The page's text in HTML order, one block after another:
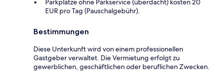
Parkplätze ohne Parkservice (überdacht) kosten 20
EUR pro Tag (Pauschalgebühr).
Bestimmungen
Diese Unterkunft wird von einem professionellen
Gastgeber verwaltet. Die Vermietung erfolgt zu
gewerblichen, geschäftlichen oder beruflichen Zwecken.